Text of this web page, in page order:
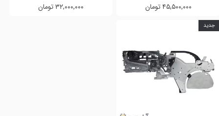
۴۵,۵۰۰,۰۰۰ تومان
۳۲,۰۰۰,۰۰۰ تومان
جدید